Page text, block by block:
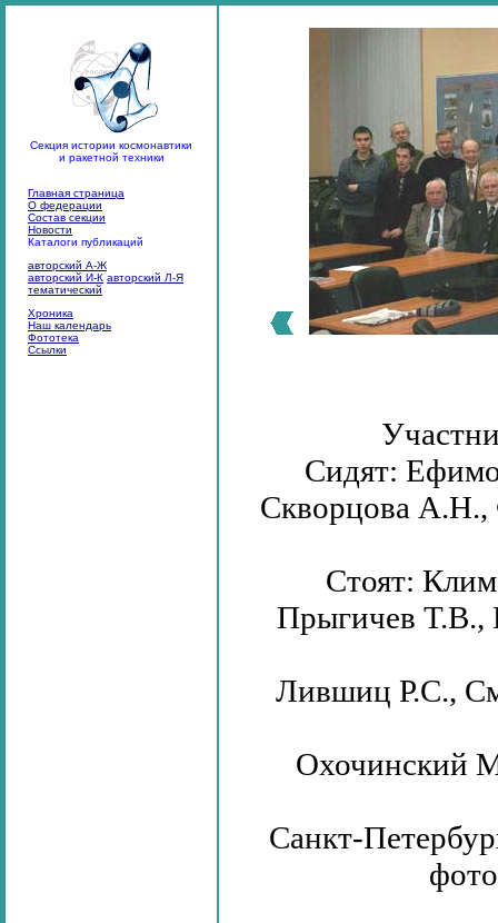
Секция истории космонавтики
и ракетной техники
Главная страница
О федерации
Состав секции
Новости
Каталоги публикаций
авторский А-Ж
авторский И-К авторский Л-Я
тематический
Хроника
Наш календарь
Фототека
Ссылки
Сидят:
Скворцова
Стоят:
Прыгичев Т.В.,
Лившиц Р.С.,
Охочинский
Санкт-